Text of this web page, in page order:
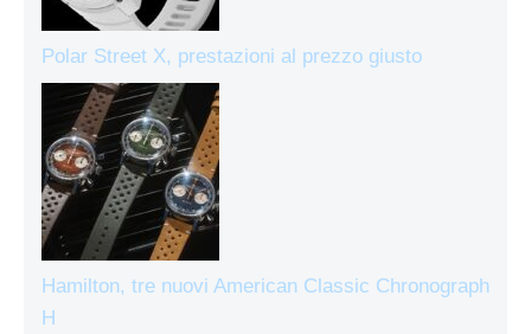
Polar Street X, prestazioni al prezzo giusto
Hamilton, tre nuovi American Classic Chronograph
H